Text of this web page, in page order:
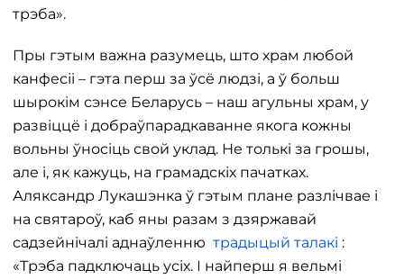
трэба».
Пры гэтым важна разумець, што храм любой
канфесіі – гэта перш за ўсё людзі, а ў больш
шырокім сэнсе Беларусь – наш агульны храм, у
развіццё і добраўпарадкаванне якога кожны
вольны ўносіць свой уклад. Не толькі за грошы,
але і, як кажуць, на грамадскіх пачатках.
Аляксандр Лукашэнка ў гэтым плане разлічвае і
на святароў, каб яны разам з дзяржавай
садзейнічалі аднаўленню традыцый талакі :
«Трэба падключаць усіх. І найперш я вельмі